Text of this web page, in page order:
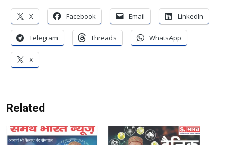
X Facebook Email LinkedIn
Telegram Threads WhatsApp
X
Related